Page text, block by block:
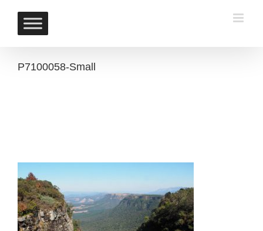
content
P7100058-Small